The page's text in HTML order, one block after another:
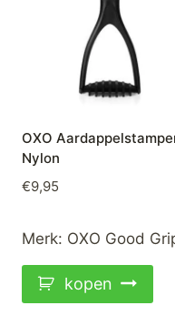
OXO
Nylon
€9,95
Merk: OXO Good
kopen